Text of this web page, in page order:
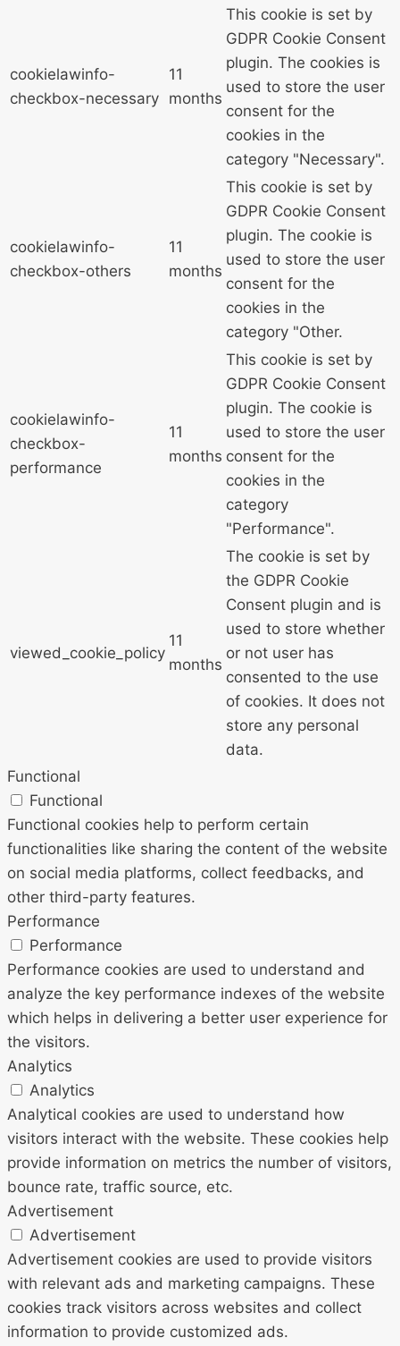
cookielawinfo-
checkbox-necessary
11
months
This cookie is set by
GDPR Cookie Consent
plugin. The cookies is
used to store the user
consent for the
cookies in the
category "Necessary".
cookielawinfo-
checkbox-others
11
months
This cookie is set by
GDPR Cookie Consent
plugin. The cookie is
used to store the user
consent for the
cookies in the
category "Other.
cookielawinfo-
checkbox-
performance
11
months
This cookie is set by
GDPR Cookie Consent
plugin. The cookie is
used to store the user
consent for the
cookies in the
category
"Performance".
viewed_cookie_policy
11
months
The cookie is set by
the GDPR Cookie
Consent plugin and is
used to store whether
or not user has
consented to the use
of cookies. It does not
store any personal
data.
Functional
Functional
Functional cookies help to perform certain
functionalities like sharing the content of the website
on social media platforms, collect feedbacks, and
other third-party features.
Performance
Performance
Performance cookies are used to understand and
analyze the key performance indexes of the website
which helps in delivering a better user experience for
the visitors.
Analytics
Analytics
Analytical cookies are used to understand how
visitors interact with the website. These cookies help
provide information on metrics the number of visitors,
bounce rate, traffic source, etc.
Advertisement
Advertisement
Advertisement cookies are used to provide visitors
with relevant ads and marketing campaigns. These
cookies track visitors across websites and collect
information to provide customized ads.